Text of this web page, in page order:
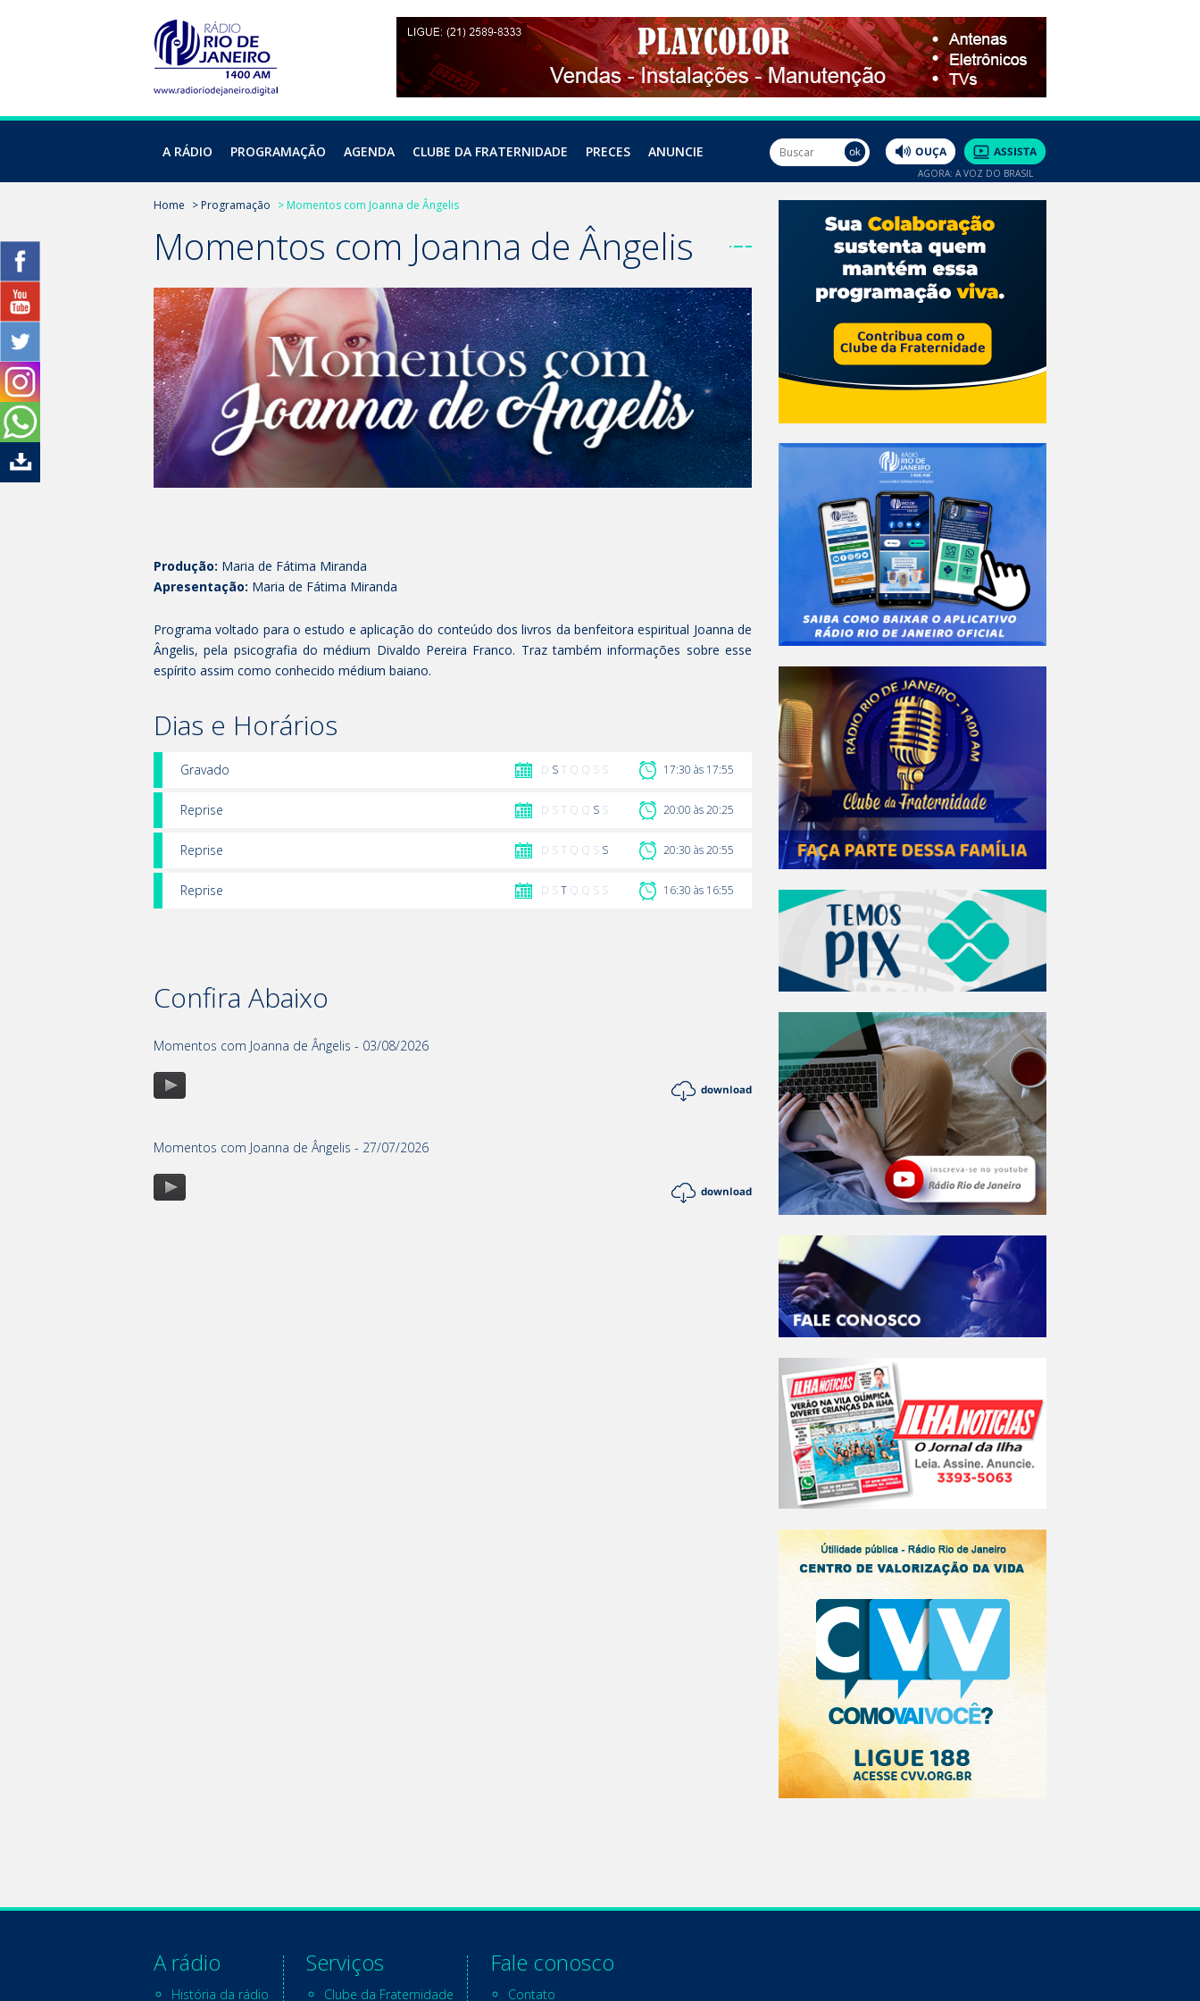
A RÁDIO PROGRAMAÇÃO AGENDA CLUBE DA FRATERNIDADE PRECES ANUNCIE
AGORA: A VOZ DO BRASIL
Home > Programação > Momentos com Joanna de Ângelis
Momentos com Joanna de Ângelis
Produção: Maria de Fátima Miranda
Apresentação: Maria de Fátima Miranda
Programa voltado para o estudo e aplicação do conteúdo dos livros da benfeitora espiritual Joanna de
Ângelis, pela psicografia do médium Divaldo Pereira Franco. Traz também informações sobre esse
espírito assim como conhecido médium baiano.
Dias e Horários
Gravado D S T Q Q S S 17:30 às 17:55
Reprise D S T Q Q S S 20:00 às 20:25
Reprise D S T Q Q S S 20:30 às 20:55
Reprise D ST Q Q S S 16:30 às 16:55
Confira Abaixo
Momentos com Joanna de Ângelis - 03/08/2026
Momentos com Joanna de Ângelis - 27/07/2026
A rádio
História da rádio
Serviços
Clube da Fraternidade
Fale conosco
Contato